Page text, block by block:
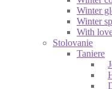
Winter
Winter
With
Stolovanie
Taniere